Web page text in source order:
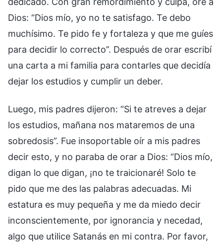
Dios: “Dios mío, yo no te satisfago. Te debo
muchísimo. Te pido fe y fortaleza y que me guíes
para decidir lo correcto”. Después de orar escribí
una carta a mi familia para contarles que decidía
dejar los estudios y cumplir un deber.
Luego, mis padres dijeron: “Si te atreves a dejar
los estudios, mañana nos mataremos de una
sobredosis”. Fue insoportable oír a mis padres
decir esto, y no paraba de orar a Dios: “Dios mío,
digan lo que digan, ¡no te traicionaré! Solo te
pido que me des las palabras adecuadas. Mi
estatura es muy pequeña y me da miedo decir
inconscientemente, por ignorancia y necedad,
algo que utilice Satanás en mi contra. Por favor,